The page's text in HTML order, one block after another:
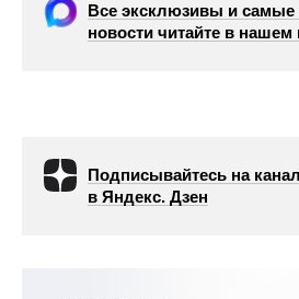
Все эксклюзивы и самые
новости читайте в
Подписывайтесь на
в Яндекс. Дзен